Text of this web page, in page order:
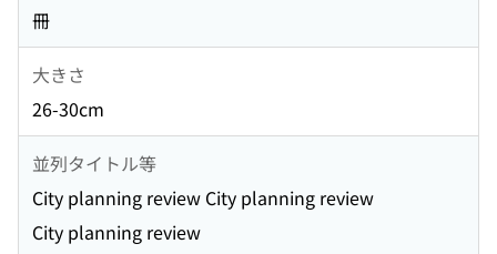
冊
大きさ
26-30cm
並列タイトル等
City planning review City planning review
City planning review